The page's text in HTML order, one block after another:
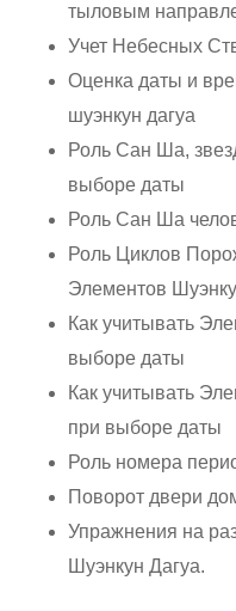
тыловым
Учет Небесных
Оценка даты и
шуэнкун дагуа
Роль Сан Ша,
выборе даты
Роль Сан Ша
Роль Циклов
Элементов
Как учитывать
выборе даты
Как учитывать
при выборе даты
Роль номера
Поворот двери
Упражнения на
Шуэнкун Дагуа.